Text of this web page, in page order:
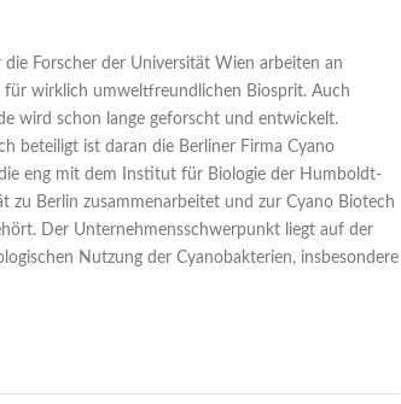
die Forscher der Universität Wien arbeiten an
für wirklich umweltfreundlichen Biosprit. Auch
wird schon lange geforscht und entwickelt.
beteiligt ist daran die Berliner Firma Cyano
eng mit dem Institut für Biologie der Humboldt-
zu Berlin zusammenarbeitet und zur Cyano Biotech
Der Unternehmensschwerpunkt liegt auf der
Nutzung der Cyanobakterien, insbesondere